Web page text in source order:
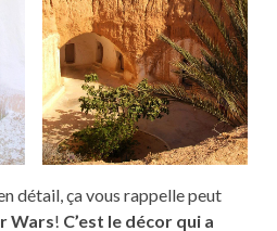
détail, ça vous rappelle peut
Wars! C’est le décor qui a